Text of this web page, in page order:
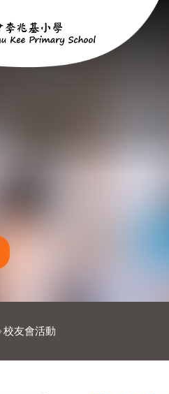
校友會活動